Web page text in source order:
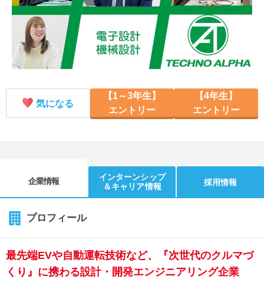
気になる
【1～3年生】
エントリー
【4年生】
エントリー
企業情報
インターンシップ
＆キャリア情報
採用情報
プロフィール
最先端EVや自動運転技術など、『次世代のクルマづ
くり』に携わる設計・開発エンジニアリング企業